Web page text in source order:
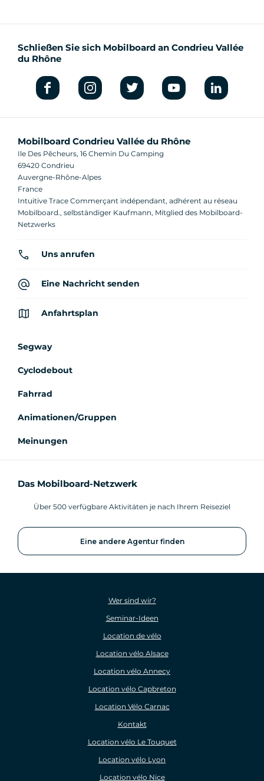
Schließen Sie sich Mobilboard an Condrieu Vallée
du Rhône
Mobilboard Condrieu Vallée du Rhône
Ile Des Pêcheurs, 16 Chemin Du Camping
69420 Condrieu
Auvergne-Rhône-Alpes
France
Intuitive Trace Commerçant indépendant, adhérent au réseau
Mobilboard., selbständiger Kaufmann, Mitglied des Mobilboard-
Netzwerks
Uns anrufen
Eine Nachricht senden
Anfahrtsplan
Segway
Cyclodebout
Fahrrad
Animationen/Gruppen
Meinungen
Das Mobilboard-Netzwerk
Über 500 verfügbare Aktivitäten je nach Ihrem Reiseziel
Eine andere Agentur finden
Wer sind wir?
Seminar-Ideen
Location de vélo
Location vélo Alsace
Location vélo Annecy
Location vélo Capbreton
Location Vélo Carnac
Kontakt
Location vélo Le Touquet
Location vélo Lyon
Location vélo Nice